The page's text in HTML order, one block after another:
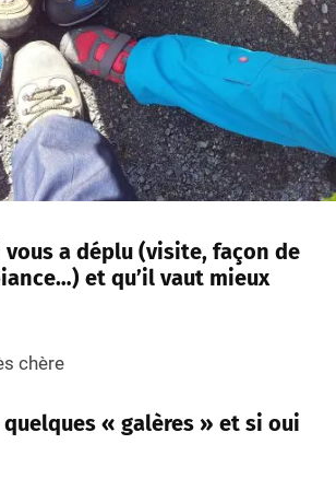
vous a déplu (visite, façon de
et qu’il vaut mieux
chère
quelques « galères » et si oui